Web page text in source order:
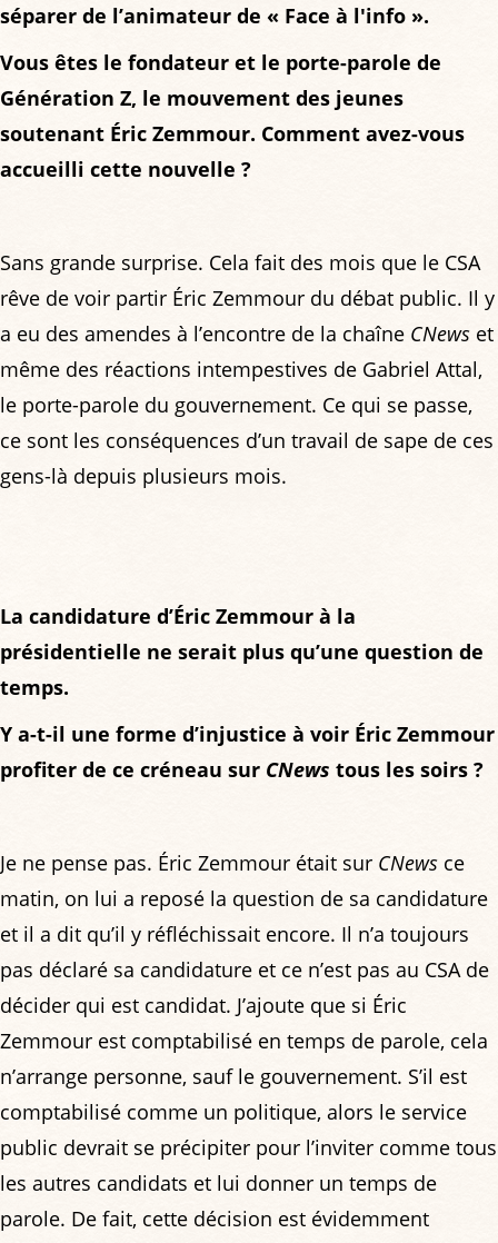
séparer de l’animateur de « Face à l'info ».
Vous êtes le fondateur et le porte-parole de
Génération Z, le mouvement des jeunes
soutenant Éric Zemmour. Comment avez-vous
accueilli cette nouvelle ?
Sans grande surprise. Cela fait des mois que le CSA
rêve de voir partir Éric Zemmour du débat public. Il y
a eu des amendes à l’encontre de la chaîne CNews et
même des réactions intempestives de Gabriel Attal,
le porte-parole du gouvernement. Ce qui se passe,
ce sont les conséquences d’un travail de sape de ces
gens-là depuis plusieurs mois.
La candidature d’Éric Zemmour à la
présidentielle ne serait plus qu’une question de
temps.
Y a-t-il une forme d’injustice à voir Éric Zemmour
profiter de ce créneau sur CNews tous les soirs ?
Je ne pense pas. Éric Zemmour était sur CNews ce
matin, on lui a reposé la question de sa candidature
et il a dit qu’il y réfléchissait encore. Il n’a toujours
pas déclaré sa candidature et ce n’est pas au CSA de
décider qui est candidat. J’ajoute que si Éric
Zemmour est comptabilisé en temps de parole, cela
n’arrange personne, sauf le gouvernement. S’il est
comptabilisé comme un politique, alors le service
public devrait se précipiter pour l’inviter comme tous
les autres candidats et lui donner un temps de
parole. De fait, cette décision est évidemment